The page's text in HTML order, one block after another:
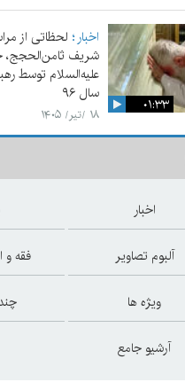
۰۱:۳۳
اخبار لحظاتی از
شریف ثامن‌الحجج،
علیه‌السلام توسط
سال ۹۶
۱۸ /تیر/ ۱۴۰۵
اخبار
آلبوم تصاویر فقه
ویژه ها
آرشیو جامع